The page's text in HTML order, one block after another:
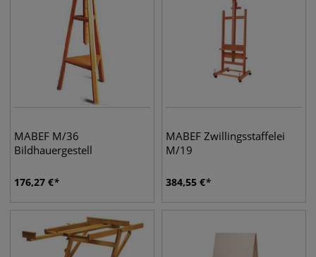
MABEF M/36
Bildhauergestell
176,27 €
MABEF Zwillingsstaffelei
M/19
384,55 €